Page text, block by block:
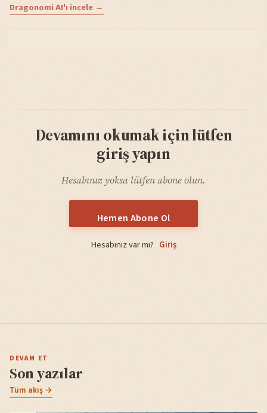
Dragonomi AI'ı incele →
Devamını okumak için lütfen
giriş yapın
Hesabınız yoksa lütfen abone olun.
Hemen Abone Ol
Hesabınız var mı? Giriş
DEVAM ET
Son yazılar
Tüm akış →